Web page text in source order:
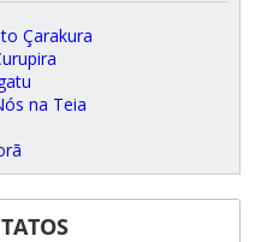
Çarakura
na Teia